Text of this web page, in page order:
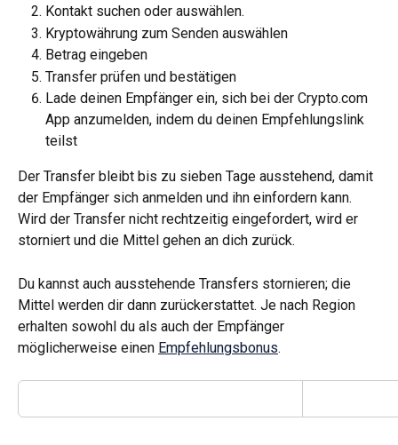
Kontakt suchen oder auswählen.
Kryptowährung zum Senden auswählen
Betrag eingeben
Transfer prüfen und bestätigen
Lade deinen Empfänger ein, sich bei der Crypto.com
App anzumelden, indem du deinen Empfehlungslink
teilst
Der Transfer bleibt bis zu sieben Tage ausstehend, damit
der Empfänger sich anmelden und ihn einfordern kann.
Wird der Transfer nicht rechtzeitig eingefordert, wird er
storniert und die Mittel gehen an dich zurück.
Du kannst auch ausstehende Transfers stornieren; die
Mittel werden dir dann zurückerstattet. Je nach Region
erhalten sowohl du als auch der Empfänger
möglicherweise einen Empfehlungsbonus.